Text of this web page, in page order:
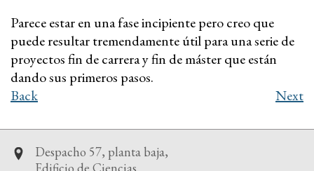
Parece estar en una fase incipiente pero creo que
puede resultar tremendamente útil para una serie de
proyectos fin de carrera y fin de máster que están
dando sus primeros pasos.
Back
Next
Despacho 57, planta baja,
Edificio de Ciencias